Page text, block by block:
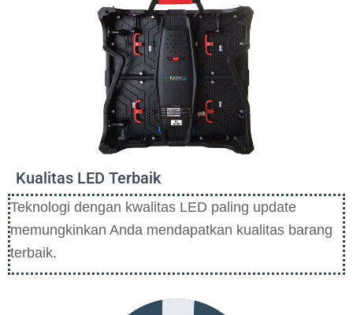
Kualitas LED Terbaik
Teknologi dengan kwalitas LED paling update
memungkinkan Anda mendapatkan kualitas barang
terbaik.